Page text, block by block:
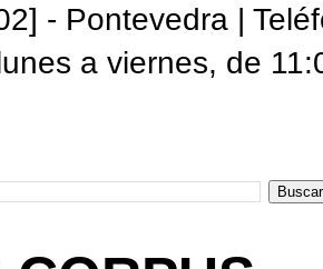
- Pontevedra |
a viernes, de